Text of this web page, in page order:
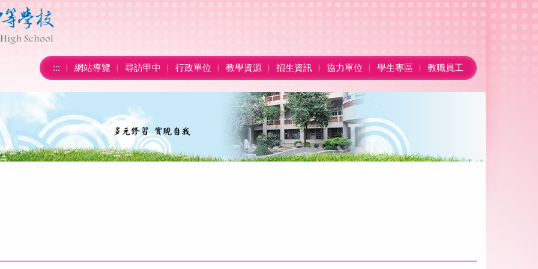
::: 網站導覽 尋訪甲中 行政單位 教學資源 招生資訊 協力單位 學生專區 教職員工